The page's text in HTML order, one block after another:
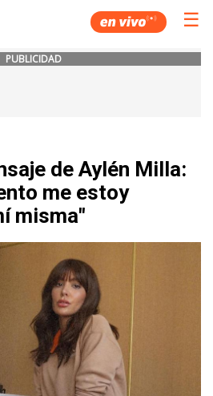
☰
PUBLICIDAD
de Aylén Milla:
me estoy
misma"